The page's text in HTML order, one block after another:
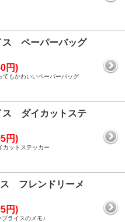
ス ペーパーバッグ
円)
てもかわいいペーパーバッグ
ス ダイカットステ
円)
カットステッカー
フレンドリーメ
円)
ライスのメモ♪